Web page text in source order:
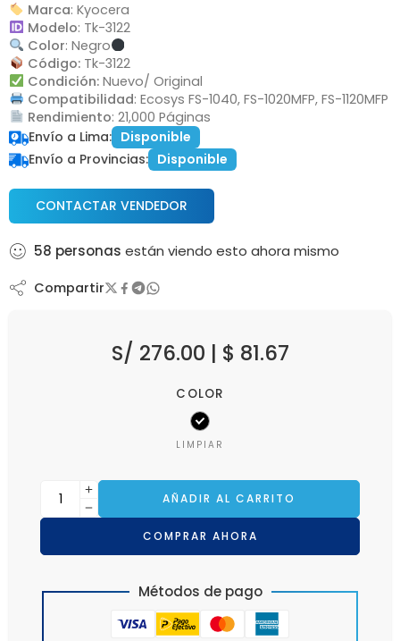
Marca: Kyocera
Modelo: Tk-3122
Color: Negro
Código:Tk-3122
Condición: Nuevo/ Original
Compatibilidad: Ecosys FS-1040, FS-1020MFP, FS-1120MFP
Rendimiento: 21,000 Páginas
Envío a Lima: Disponible
Envío a Provincias: Disponible
CONTACTAR VENDEDOR
58 personas están viendo esto ahora mismo
Compartir
S/ 276.00 | $ 81.67
COLOR
LIMPIAR
AÑADIR AL CARRITO
COMPRAR AHORA
Métodos de pago